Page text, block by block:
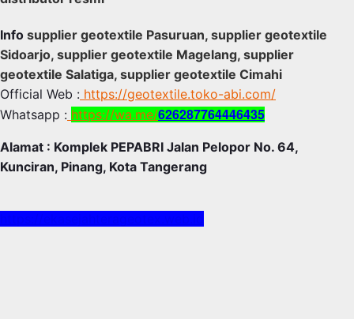
Info supplier geotextile Pasuruan, supplier geotextile
Sidoarjo, supplier geotextile Magelang, supplier
geotextile Salatiga, supplier geotextile Cimahi
Official Web : https://geotextile.toko-abi.com/
Whatsapp : https://wa.me/626287764446435
Alamat : Komplek PEPABRI Jalan Pelopor No. 64,
Kunciran, Pinang, Kota Tangerang